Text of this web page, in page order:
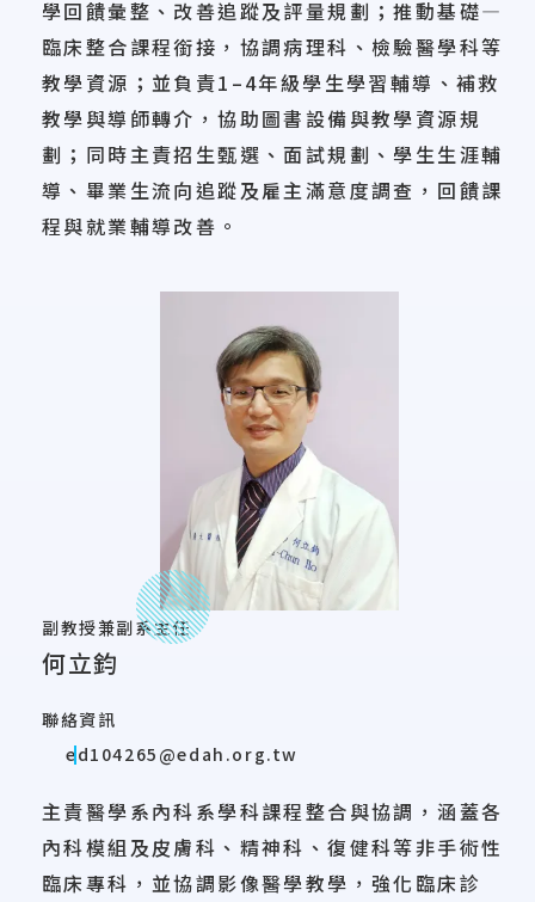
學回饋彙整、改善追蹤及評量規劃；推動基礎—
臨床整合課程銜接，協調病理科、檢驗醫學科等
教學資源；並負責1–4年級學生學習輔導、補救
教學與導師轉介，協助圖書設備與教學資源規
劃；同時主責招生甄選、面試規劃、學生生涯輔
導、畢業生流向追蹤及雇主滿意度調查，回饋課
程與就業輔導改善。
副教授兼副系主任
何立鈞
聯絡資訊
ed104265@edah.org.tw
主責醫學系內科系學科課程整合與協調，涵蓋各
內科模組及皮膚科、精神科、復健科等非手術性
臨床專科，並協調影像醫學教學，強化臨床診